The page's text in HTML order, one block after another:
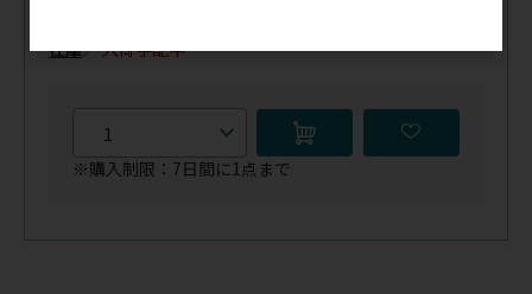
在庫／入荷手配中
※購入制限：7日間に1点まで